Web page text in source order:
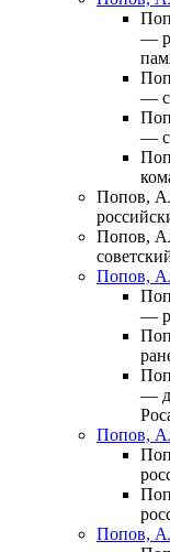
—
—
—
Попов,
Попов,
Попов,
—
—
Попов,
Попов,